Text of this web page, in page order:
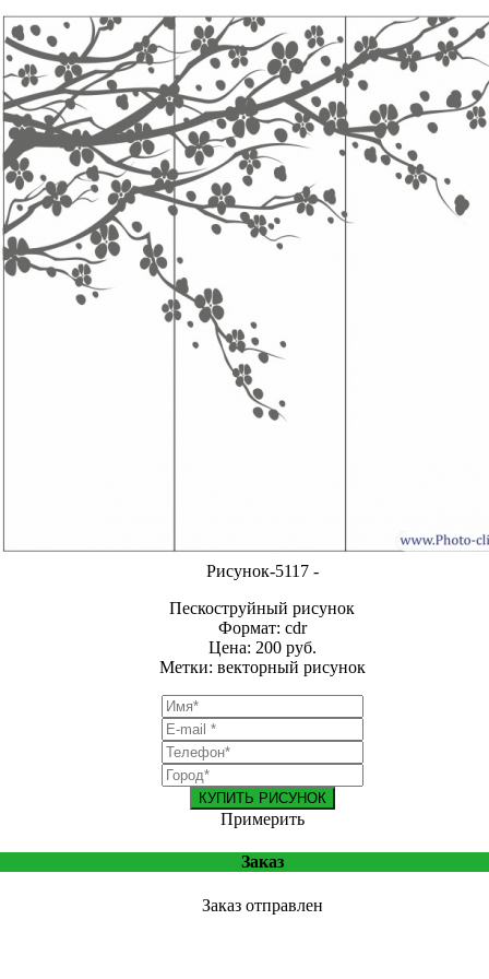
Рисунок-5117 -
Пескоструйный рисунок
Формат: cdr
Цена: 200 руб.
Метки: векторный рисунок
КУПИТЬ РИСУНОК
Примерить
Заказ
Заказ отправлен